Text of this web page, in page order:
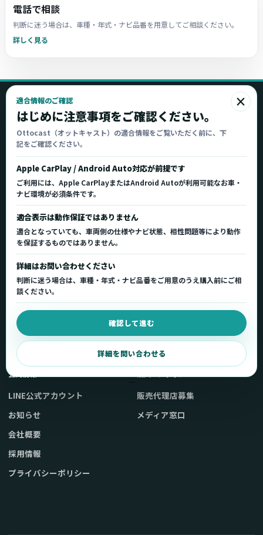
電話で相談
判断に迷う場合は、車種・年式・ナビ品番を用意してご相談ください。
詳しく見る
×
適合情報のご確認
はじめに注意事項をご確認ください。
Ottocast（オットキャスト）の適合情報をご覧いただく前に、下
記をご確認ください。
Apple CarPlay / Android Auto対応が前提です
ご利用には、Apple CarPlayまたはAndroid Autoが利用可能なお車・
ナビ環境が必須条件です。
適合表示は動作保証ではありません
適合となっていても、車両側の仕様やナビ状態、相性問題等により動作
を保証するものではありません。
詳細はお問い合わせください
判断に迷う場合は、車種・年式・ナビ品番をご用意のうえ購入前にご相
談ください。
確認して進む
詳細を問い合わせる
Ottocast
オットキャスト
Ottocast正規販売代理店 Azgate株式会社
Ottocast（オットキャスト）の製品情報、車種適
合、サポート情報を日本国内向けに整理してご案内し
ます。
正規販売代理店 車種適合情報 国内サポート窓口
製品を探す
製品一覧
車種適合を確認
用途から製品を選ぶ
取扱店舗・購入先
弊社販売ストアへ
Q&A・症状別サポート
起動不良復旧サービス
公式情報
LINE公式アカウント
お知らせ
会社概要
採用情報
プライバシーポリシー
販売代理店募集
メディア窓口